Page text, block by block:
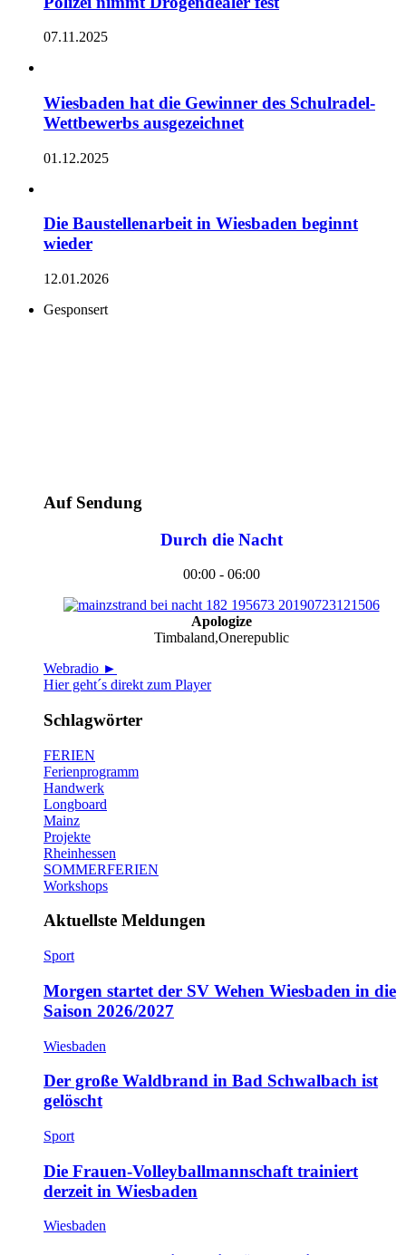
07.11.2025
Wiesbaden hat die Gewinner des Schulradel-
Wettbewerbs ausgezeichnet
01.12.2025
Die Baustellenarbeit in Wiesbaden beginnt
wieder
12.01.2026
Gesponsert
Auf Sendung
Durch die Nacht
00:00 - 06:00
Apologize
Timbaland,Onerepublic
Webradio ►
Hier geht´s direkt zum Player
Schlagwörter
FERIEN
Ferienprogramm
Handwerk
Longboard
Mainz
Projekte
Rheinhessen
SOMMERFERIEN
Workshops
Aktuellste Meldungen
Sport
Morgen startet der SV Wehen Wiesbaden in die
Saison 2026/2027
Wiesbaden
Der große Waldbrand in Bad Schwalbach ist
gelöscht
Sport
Die Frauen-Volleyballmannschaft trainiert
derzeit in Wiesbaden
Wiesbaden